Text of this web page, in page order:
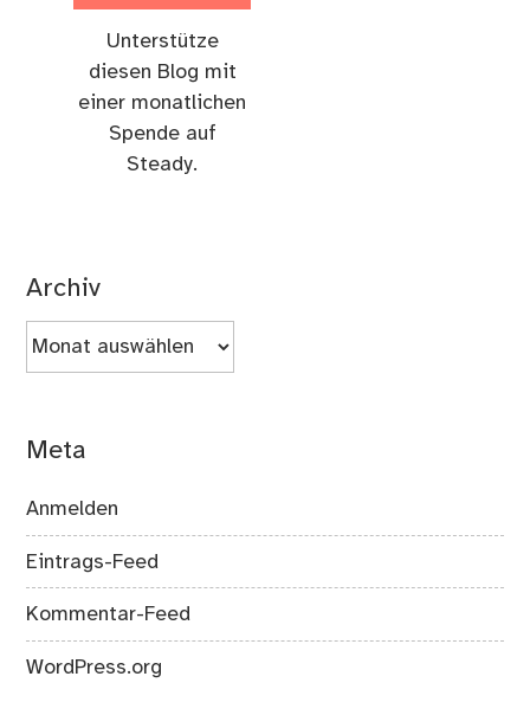
Unterstütze
diesen Blog mit
einer monatlichen
Spende auf
Steady.
Archiv
Archiv
Meta
Anmelden
Eintrags-Feed
Kommentar-Feed
WordPress.org